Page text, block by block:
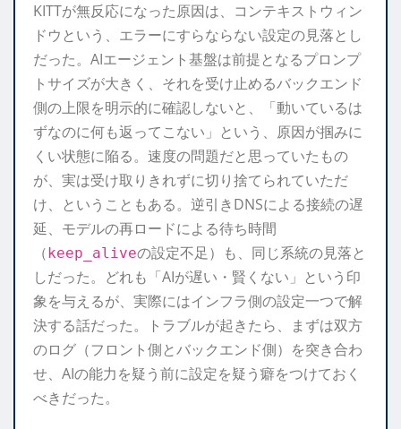
KITTが無反応になった原因は、コンテキストウィン
ドウという、エラーにすらならない設定の見落とし
だった。AIエージェント基盤は前提となるプロンプ
トサイズが大きく、それを受け止めるバックエンド
側の上限を明示的に確認しないと、「動いているは
ずなのに何も返ってこない」という、原因が掴みに
くい状態に陥る。速度の問題だと思っていたもの
が、実は受け取りきれずに切り捨てられていただ
け、ということもある。逆引きDNSによる接続の遅
延、モデルの再ロードによる待ち時間
（ keep_aliveの設定不足）も、同じ系統の見落と
しだった。どれも「AIが遅い・賢くない」という印
象を与えるが、実際にはインフラ側の設定一つで解
決する話だった。トラブルが起きたら、まずは双方
のログ（フロント側とバックエンド側）を突き合わ
せ、AIの能力を疑う前に設定を疑う癖をつけておく
べきだった。